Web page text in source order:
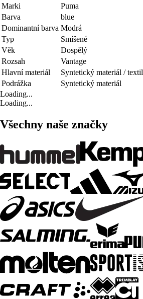
Marki
Puma
Barva
blue
Dominantní barva Modrá
Typ
Smíšené
Věk
Dospělý
Rozsah
Vantage
Hlavní materiál
Syntetický materiál / textil
Podrážka
Syntetický materiál
Loading...
Loading...
Všechny naše značky